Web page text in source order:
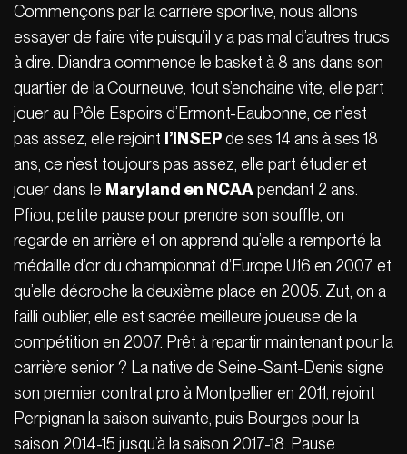
Commençons par la carrière sportive, nous allons
essayer de faire vite puisqu’il y a pas mal d’autres trucs
à dire. Diandra commence le basket à 8 ans dans son
quartier de la Courneuve, tout s’enchaine vite, elle part
jouer au Pôle Espoirs d’Ermont-Eaubonne, ce n’est
pas assez, elle rejoint l’INSEPde ses 14 ans à ses 18
ans, ce n’est toujours pas assez, elle part étudier et
jouer dans le Maryland en NCAApendant 2 ans.
Pfiou, petite pause pour prendre son souffle, on
regarde en arrière et on apprend qu’elle a remporté la
médaille d’or du championnat d’Europe U16 en 2007 et
qu’elle décroche la deuxième place en 2005. Zut, on a
failli oublier, elle est sacrée meilleure joueuse de la
compétition en 2007. Prêt à repartir maintenant pour la
carrière senior ? La native de Seine-Saint-Denis signe
son premier contrat pro à Montpellier en 2011, rejoint
Perpignan la saison suivante, puis Bourges pour la
saison 2014-15 jusqu’à la saison 2017-18. Pause